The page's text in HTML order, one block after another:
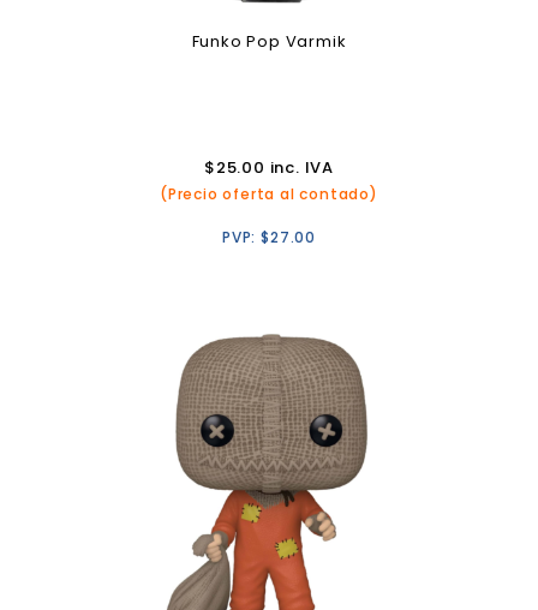
Funko Pop Varmik
$25.00 inc. IVA
(Precio oferta al contado)
PVP:$27.00